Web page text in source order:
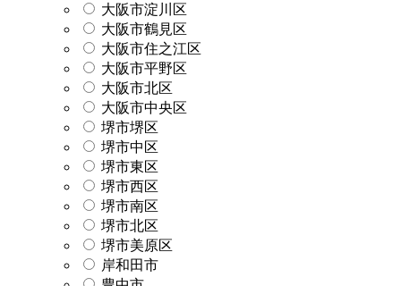
大阪市淀川区
大阪市鶴見区
大阪市住之江区
大阪市平野区
大阪市北区
大阪市中央区
堺市堺区
堺市中区
堺市東区
堺市西区
堺市南区
堺市北区
堺市美原区
岸和田市